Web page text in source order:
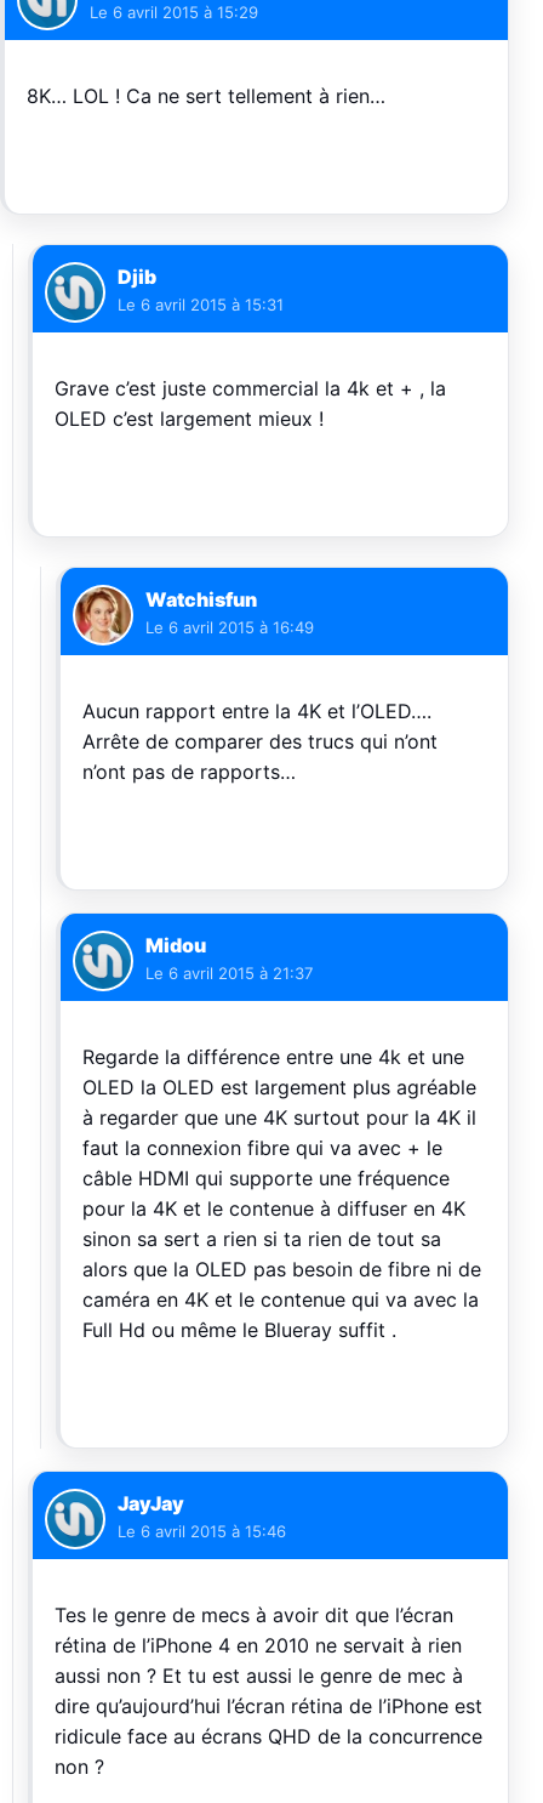
Le 6 avril 2015 à 15:29
8K… LOL ! Ca ne sert tellement à rien…
Djib
Le 6 avril 2015 à 15:31
Grave c’est juste commercial la 4k et + , la
OLED c’est largement mieux !
Watchisfun
Le 6 avril 2015 à 16:49
Aucun rapport entre la 4K et l’OLED….
Arrête de comparer des trucs qui n’ont
n’ont pas de rapports…
Midou
Le 6 avril 2015 à 21:37
Regarde la différence entre une 4k et une
OLED la OLED est largement plus agréable
à regarder que une 4K surtout pour la 4K il
faut la connexion fibre qui va avec + le
câble HDMI qui supporte une fréquence
pour la 4K et le contenue à diffuser en 4K
sinon sa sert a rien si ta rien de tout sa
alors que la OLED pas besoin de fibre ni de
caméra en 4K et le contenue qui va avec la
Full Hd ou même le Blueray suffit .
JayJay
Le 6 avril 2015 à 15:46
Tes le genre de mecs à avoir dit que l’écran
rétina de l’iPhone 4 en 2010 ne servait à rien
aussi non ? Et tu est aussi le genre de mec à
dire qu’aujourd’hui l’écran rétina de l’iPhone est
ridicule face au écrans QHD de la concurrence
non ?